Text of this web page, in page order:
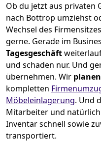
Ob du jetzt aus privaten
nach Bottrop umziehst
Wechsel des
gerne. Gerade im
Tagesgeschäft
und schaden nur. Und
übernehmen. Wir
kompletten
Möbeleinlagerung. Und
Mitarbeiter und
Inventar schnell sowie
transportiert.